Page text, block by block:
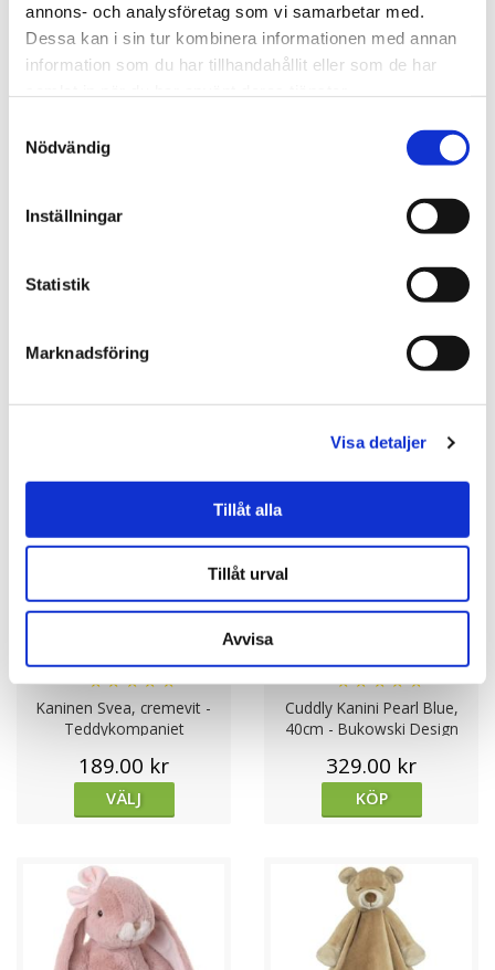
annons- och analysföretag som vi samarbetar med.
Dessa kan i sin tur kombinera informationen med annan
information som du har tillhandahållit eller som de har
Nödvändig
Inställningar
Statistik
Marknadsföring
Visa detaljer
Tillåt alla
Tillåt urval
Avvisa
- 31%
Babblarna Snuttefilt Dadda -
159.00 kr 229.00 kr
2 varianter
Molly & Mack Snuttefilt -
Bukowski Design
249.00 kr
2 varianter
Kaninen Svea, cremevit -
Teddykompaniet
★★★★★
189.00 kr
VÄLJ
Cuddly Kanini Pearl Blue,
40cm - Bukowski Design
★★★★★
329.00 kr
KÖP